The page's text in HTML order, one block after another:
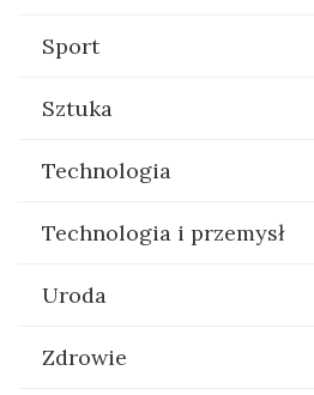
Sport
Sztuka
Technologia
Technologia i przemysł
Uroda
Zdrowie